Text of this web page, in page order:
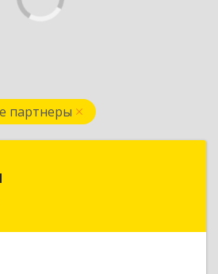
партнеры
край, Северская ст-ца,